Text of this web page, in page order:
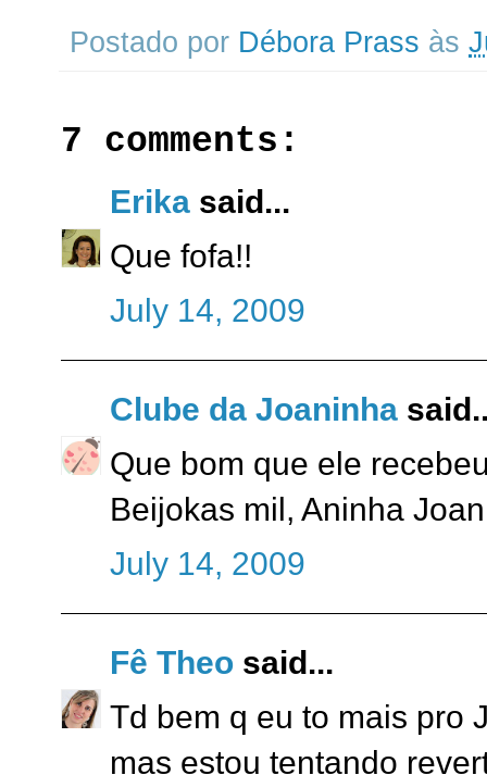
Postado por Débora Prass às
7 comments:
Erika said...
Que fofa!!
July 14, 2009
Clube da Joaninha
Que bom que ele
Beijokas mil, Aninha
July 14, 2009
Fê Theo said...
Td bem q eu to mais pro
mas estou tentando